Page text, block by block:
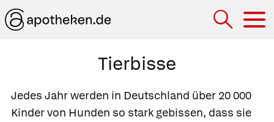
Tierbisse
Jedes Jahr werden in Deutschland über 20 000
Kinder von Hunden so stark gebissen, dass sie